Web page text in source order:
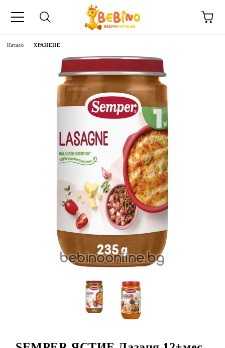
Начало ХРАНЕНЕ